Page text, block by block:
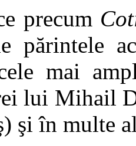
precum
părintele
mai
lui Mihail
şi în multe